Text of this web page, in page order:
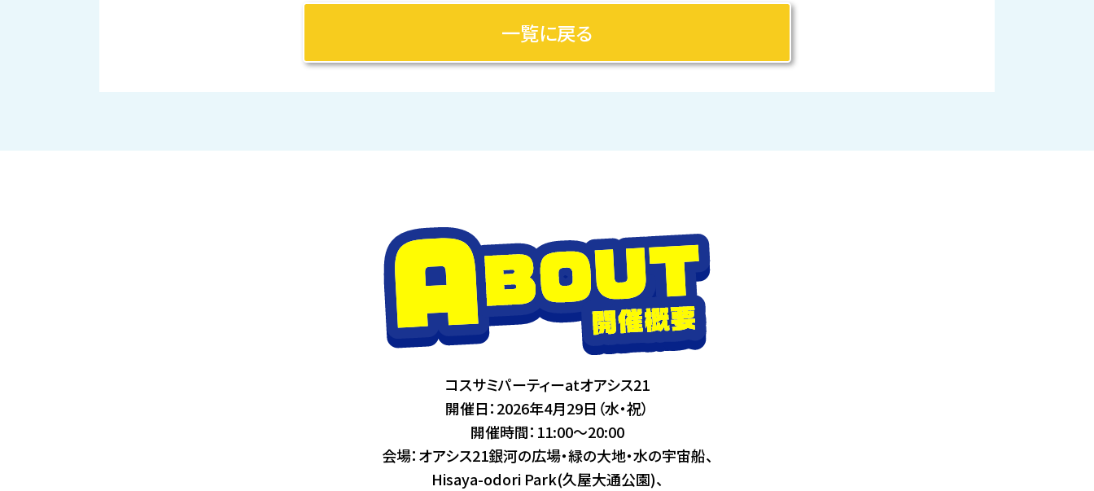
一覧に戻る
コスサミパーティーatオアシス21
開催日：2026年4月29日（水・祝）
開催時間：11:00〜20:00
会場：オアシス21銀河の広場・緑の大地・水の宇宙船、
Hisaya-odori Park(久屋大通公園)、